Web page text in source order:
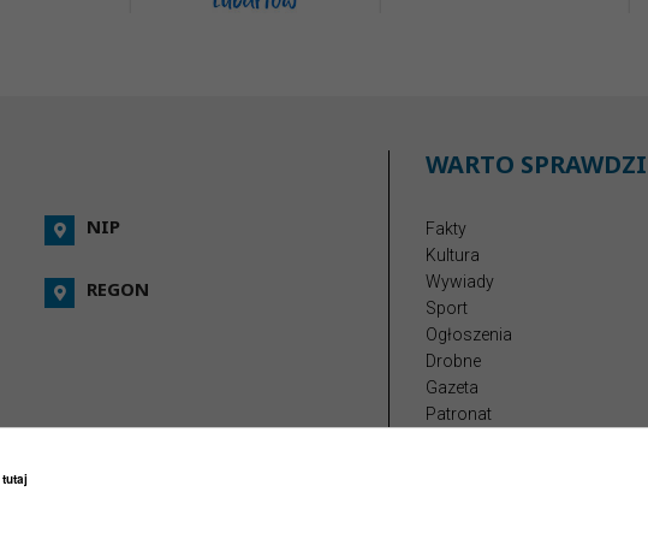
NIP
REGON
WARTO
Fakty
Kultura
Wywiady
Sport
Ogłoszenia
Drobne
Gazeta
Patronat
tutaj